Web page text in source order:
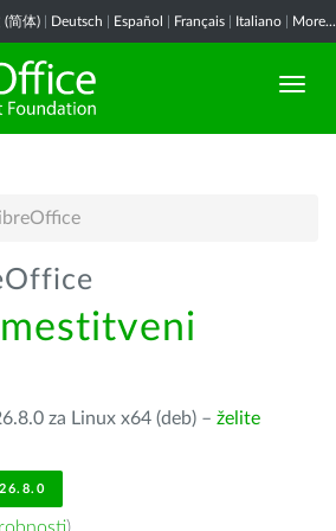
(简体) Deutsch Español Français Italiano More...
za Linux x64 (deb) – želite